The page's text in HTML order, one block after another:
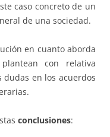
caso concreto de un
de una sociedad.
en cuanto aborda
con relativa
en los acuerdos
conclusiones: